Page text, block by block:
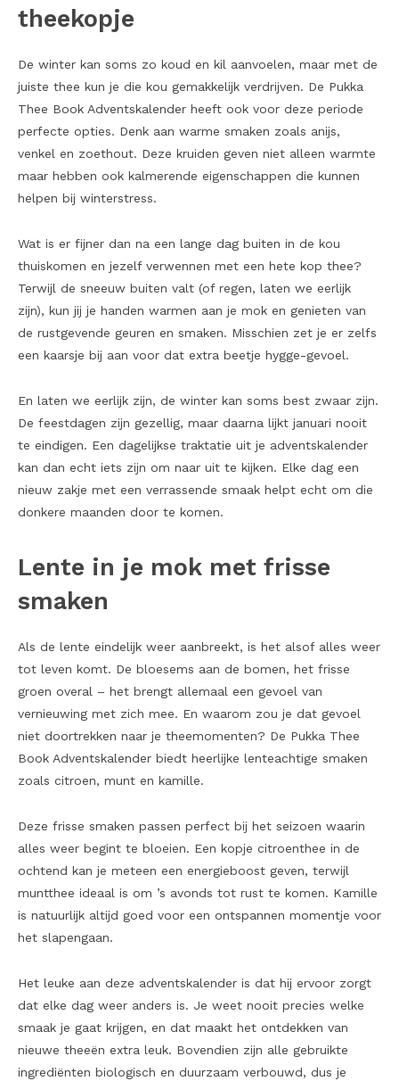
theekopje
De winter kan soms zo koud en kil aanvoelen, maar met de
juiste thee kun je die kou gemakkelijk verdrijven. De Pukka
Thee Book Adventskalender heeft ook voor deze periode
perfecte opties. Denk aan warme smaken zoals anijs,
venkel en zoethout. Deze kruiden geven niet alleen warmte
maar hebben ook kalmerende eigenschappen die kunnen
helpen bij winterstress.
Wat is er fijner dan na een lange dag buiten in de kou
thuiskomen en jezelf verwennen met een hete kop thee?
Terwijl de sneeuw buiten valt (of regen, laten we eerlijk
zijn), kun jij je handen warmen aan je mok en genieten van
de rustgevende geuren en smaken. Misschien zet je er zelfs
een kaarsje bij aan voor dat extra beetje hygge-gevoel.
En laten we eerlijk zijn, de winter kan soms best zwaar zijn.
De feestdagen zijn gezellig, maar daarna lijkt januari nooit
te eindigen. Een dagelijkse traktatie uit je adventskalender
kan dan echt iets zijn om naar uit te kijken. Elke dag een
nieuw zakje met een verrassende smaak helpt echt om die
donkere maanden door te komen.
Lente in je mok met frisse
smaken
Als de lente eindelijk weer aanbreekt, is het alsof alles weer
tot leven komt. De bloesems aan de bomen, het frisse
groen overal – het brengt allemaal een gevoel van
vernieuwing met zich mee. En waarom zou je dat gevoel
niet doortrekken naar je theemomenten? De Pukka Thee
Book Adventskalender biedt heerlijke lenteachtige smaken
zoals citroen, munt en kamille.
Deze frisse smaken passen perfect bij het seizoen waarin
alles weer begint te bloeien. Een kopje citroenthee in de
ochtend kan je meteen een energieboost geven, terwijl
muntthee ideaal is om ’s avonds tot rust te komen. Kamille
is natuurlijk altijd goed voor een ontspannen momentje voor
het slapengaan.
Het leuke aan deze adventskalender is dat hij ervoor zorgt
dat elke dag weer anders is. Je weet nooit precies welke
smaak je gaat krijgen, en dat maakt het ontdekken van
nieuwe theeën extra leuk. Bovendien zijn alle gebruikte
ingrediënten biologisch en duurzaam verbouwd, dus je